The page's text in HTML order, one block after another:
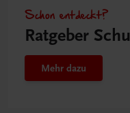
Schon entdeckt?
Ratgeber
Mehr dazu